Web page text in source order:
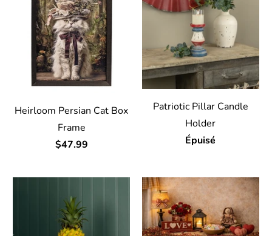
Heirloom Persian Cat Box
Frame
$47.99
Patriotic Pillar Candle
Holder
Épuisé